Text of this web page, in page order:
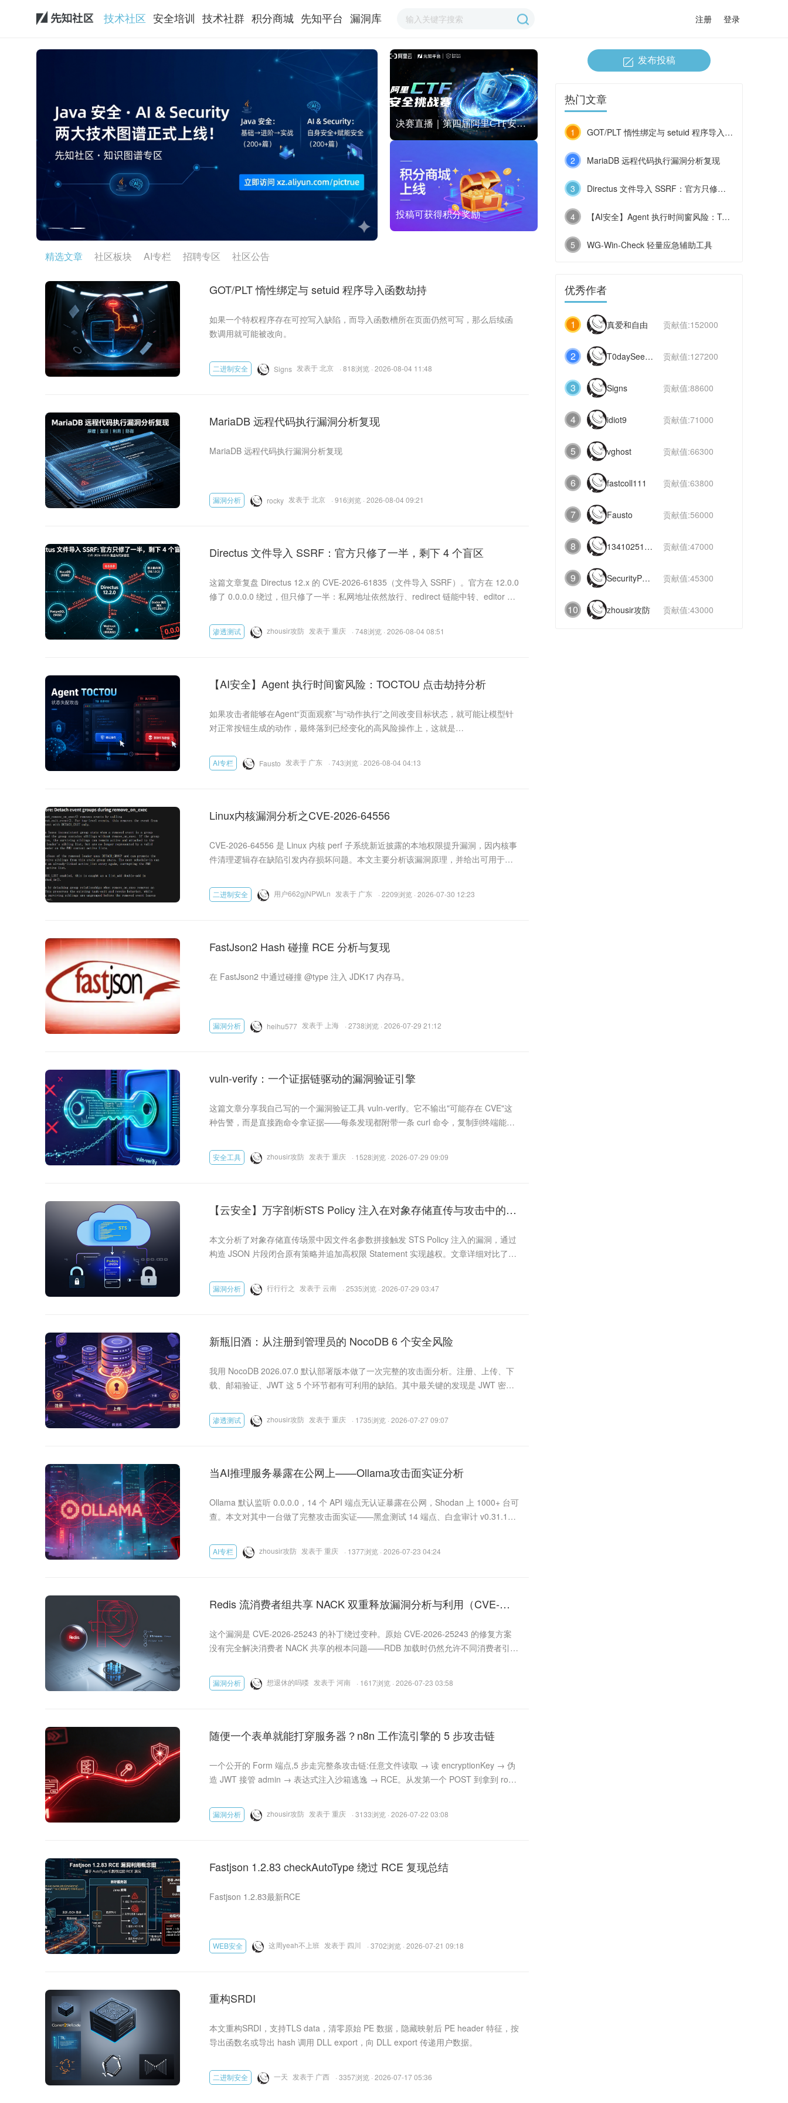
技术社区 安全培训 技术社群 积分商城 先知平台 漏洞库 注册 登录
决赛直播｜第四届阿里CTF安全挑战赛
投稿可获得积分奖励
精选文章 社区板块 AI专栏 招聘专区 社区公告
GOT/PLT 惰性绑定与 setuid 程序导入函数劫持
如果一个特权程序存在可控写入缺陷，而导入函数槽所在页面仍然可写，那么后续函
数调用就可能被改向。
二进制安全 Signs 发表于 北京 · 818浏览 · 2026-08-04 11:48
MariaDB 远程代码执行漏洞分析复现
MariaDB 远程代码执行漏洞分析复现
漏洞分析 rocky 发表于 北京 · 916浏览 · 2026-08-04 09:21
Directus 文件导入 SSRF：官方只修了一半，剩下 4 个盲区
这篇文章复盘 Directus 12.x 的 CVE-2026-61835（文件导入 SSRF）。官方在 12.0.0
修了 0.0.0.0 绕过，但只修了一半：私网地址依然放行、redirect 链能中转、editor 低
对比验证，附 import-ssrf-audit.py（双版本 + CVE 自
渗透测试 zhousir攻防 发表于 重庆 · 748浏览 · 2026-08-04 08:51
【AI安全】Agent 执行时间窗风险：TOCTOU 点击劫持分析
如果攻击者能够在Agent“页面观察”与“动作执行”之间改变目标状态，就可能让模型针
对正常按钮生成的动作，最终落到已经变化的高风险操作上，这就是
AI专栏 Fausto 发表于 广东 · 743浏览 · 2026-08-04 04:13
Linux内核漏洞分析之CVE-2026-64556
CVE-2026-64556 是 Linux 内核 perf 子系统新近披露的本地权限提升漏洞，因内核事
件清理逻辑存在缺陷引发内存损坏问题。本文主要分析该漏洞原理，并给出可用于验
二进制安全 用户662gjNPWLn 发表于 广东 · 2209浏览 · 2026-07-30 12:23
FastJson2 Hash 碰撞 RCE 分析与复现
在 FastJson2 中通过碰撞 @type 注入 JDK17 内存马。
漏洞分析 heihu577 发表于 上海 · 2738浏览 · 2026-07-29 21:12
vuln-verify：一个证据链驱动的漏洞验证引擎
这篇文章分享我自己写的一个漏洞验证工具 vuln-verify。它不输出"可能存在 CVE"这
种告警，而是直接跑命令拿证据——每条发现都附带一条 curl 命令，复制到终端能复
动执行，看到预期输出就通知你"确认有效"。7 个插件覆盖 ThinkPHP RCE、Shiro 默
认密钥、Tomc
安全工具 zhousir攻防 发表于 重庆 · 1528浏览 · 2026-07-29 09:09
【云安全】万字剖析STS Policy 注入在对象存储直传与攻击中的利
本文分析了对象存储直传场景中因文件名参数拼接触发 STS Policy 注入的漏洞，通过
构造 JSON 片段闭合原有策略并追加高权限 Statement 实现越权。文章详细对比了阿
法。
漏洞分析 行行行之 发表于 云南 · 2535浏览 · 2026-07-29 03:47
新瓶旧酒：从注册到管理员的 NocoDB 6 个安全风险
我用 NocoDB 2026.07.0 默认部署版本做了一次完整的攻击面分析。注册、上传、下
载、邮箱验证、JWT 这 5 个环节都有可利用的缺陷。其中最关键的发现是 JWT 密钥
token_version 校验，伪造任意角色的 Token。配套附 nocodb-audit.sh 一键检测脚
本。
渗透测试 zhousir攻防 发表于 重庆 · 1735浏览 · 2026-07-27 09:07
当AI推理服务暴露在公网上——Ollama攻击面实证分析
Ollama 默认监听 0.0.0.0，14 个 API 端点无认证暴露在公网，Shodan 上 1000+ 台可
查。本文对其中一台做了完整攻击面实证——黑盒测试 14 端点、白盒审计 v0.31.1
v0.30.10→v0.31.1 files 参数差异，发现 Ollama 团队只加校验器
AI专栏 zhousir攻防 发表于 重庆 · 1377浏览 · 2026-07-23 04:24
Redis 流消费者组共享 NACK 双重释放漏洞分析与利用（CVE-
这个漏洞是 CVE-2026-25243 的补丁绕过变种。原始 CVE-2026-25243 的修复方案
没有完全解决消费者 NACK 共享的根本问题——RDB 加载时仍然允许不同消费者引用
tcache 机制，可以实现任意地址读写，最终通过劫持 dictType 的 hashFunction 函数
指针执
漏洞分析 想退休的吗喽 发表于 河南 · 1617浏览 · 2026-07-23 03:58
随便一个表单就能打穿服务器？n8n 工作流引擎的 5 步攻击链
一个公开的 Form 端点,5 步走完整条攻击链:任意文件读取 → 读 encryptionKey → 伪
造 JWT 接管 admin → 表达式注入沙箱逃逸 → RCE。从发第一个 POST 到拿到 root,
源。
漏洞分析 zhousir攻防 发表于 重庆 · 3133浏览 · 2026-07-22 03:08
Fastjson 1.2.83 checkAutoType 绕过 RCE 复现总结
Fastjson 1.2.83最新RCE
WEB安全 这周yeah不上班 发表于 四川 · 3702浏览 · 2026-07-21 09:18
重构SRDI
本文重构SRDI，支持TLS data，清零原始 PE 数据，隐藏映射后 PE header 特征，按
导出函数名或导出 hash 调用 DLL export，向 DLL export 传递用户数据。
二进制安全 一天 发表于 广西 · 3357浏览 · 2026-07-17 05:36
发布投稿
热门文章
1 GOT/PLT 惰性绑定与 setuid 程序导入函数劫持
2 MariaDB 远程代码执行漏洞分析复现
3 Directus 文件导入 SSRF：官方只修了一半，剩下 4 个盲区
4 【AI安全】Agent 执行时间窗风险：TOCTOU 点击劫持分析
5 WG-Win-Check 轻量应急辅助工具
优秀作者
1 真爱和自由 贡献值:152000
2 T0daySeeker 贡献值:127200
3 Signs 贡献值:88600
4 idiot9 贡献值:71000
5 vghost 贡献值:66300
6 fastcoll111 贡献值:63800
7 Fausto 贡献值:56000
8 1341025112991831 贡献值:47000
9 SecurityPaper 贡献值:45300
10 zhousir攻防 贡献值:43000